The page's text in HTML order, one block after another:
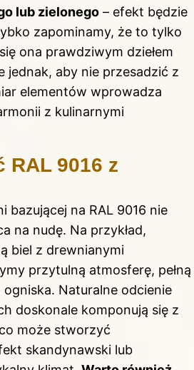
lub zielonego – efekt będzie
zapominamy, że to tylko
ona prawdziwym dziełem
jednak, aby nie przesadzić z
elementów wprowadza
z kulinarnymi
RAL 9016 z
bazującej na RAL 9016 nie
na nudę. Na przykład,
biel z drewnianymi
przytulną atmosferę, pełną
ogniska. Naturalne odcienie
doskonale komponują się z
może stworzyć
skandynawski lub